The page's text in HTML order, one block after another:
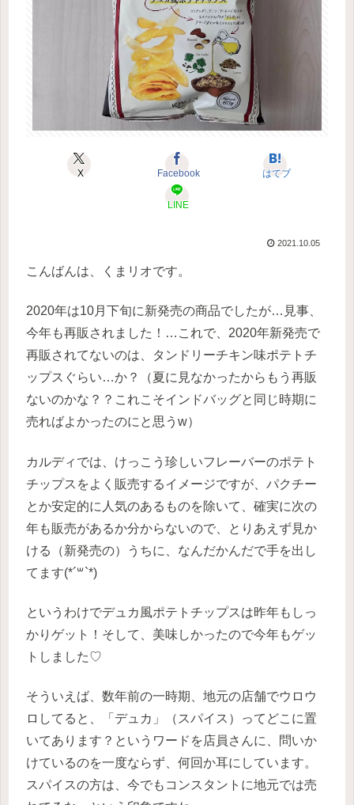
X Facebook はてブ
LINE
2021.10.05
こんばんは、くまリオです。
2020年は10月下旬に新発売の商品でしたが…見事、
今年も再販されました！…これで、2020年新発売で
再販されてないのは、タンドリーチキン味ポテトチ
ップスぐらい…か？（夏に見なかったからもう再販
ないのかな？？これこそインドバッグと同じ時期に
売ればよかったのにと思うw）
カルディでは、けっこう珍しいフレーバーのポテト
チップスをよく販売するイメージですが、パクチー
とか安定的に人気のあるものを除いて、確実に次の
年も販売があるか分からないので、とりあえず見か
ける（新発売の）うちに、なんだかんだで手を出し
てます(*´꒳`*)
というわけでデュカ風ポテトチップスは昨年もしっ
かりゲット！そして、美味しかったので今年もゲッ
トしました♡
そういえば、数年前の一時期、地元の店舗でウロウ
ロしてると、「デュカ」（スパイス）ってどこに置
いてあります？というワードを店員さんに、問いか
けているのを一度ならず、何回か耳にしています。
スパイスの方は、今でもコンスタントに地元では売